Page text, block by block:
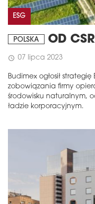
ESG
POLSKA OD
schedule 07 lipca 2023
Budimex ogłosił
zobowiązania firmy
środowisku naturalnym,
ładzie korporacyjnym.